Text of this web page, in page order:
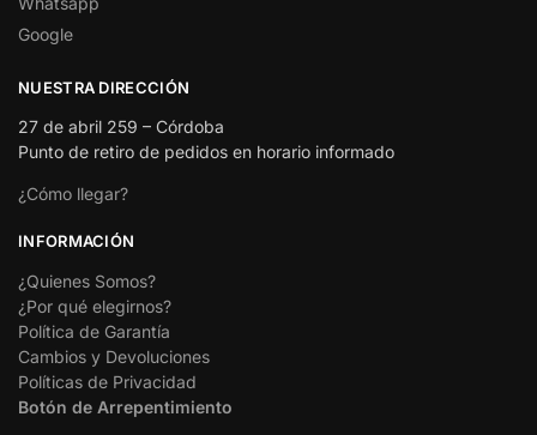
Google
NUESTRA DIRECCIÓN
27 de abril 259 – Córdoba
Punto de retiro de pedidos en horario informado
¿Cómo llegar?
INFORMACIÓN
¿Quienes Somos?
¿Por qué elegirnos?
Política de Garantía
Cambios y Devoluciones
Políticas de Privacidad
Botón de Arrepentimiento